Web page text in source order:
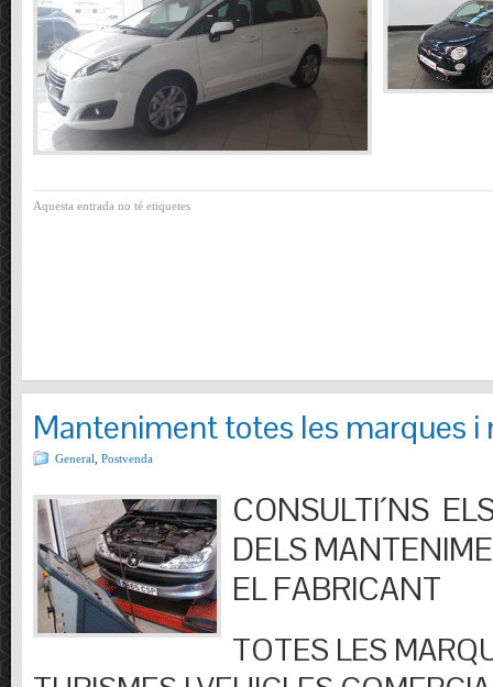
Aquesta entrada no té etiquetes
Manteniment totes les marques i
General Postvenda
CONSULTI´NS
DELS
EL FABRICANT
TOTES LES